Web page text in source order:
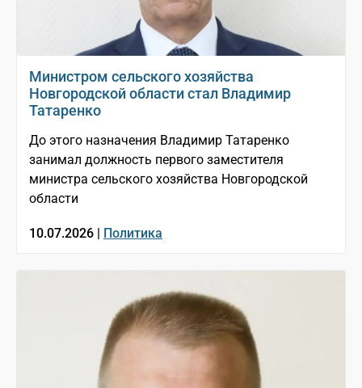
Министром сельского хозяйства
Новгородской области стал Владимир
Татаренко
До этого назначения Владимир Татаренко
занимал должность первого заместителя
министра сельского хозяйства Новгородской
области
10.07.2026 | Политика